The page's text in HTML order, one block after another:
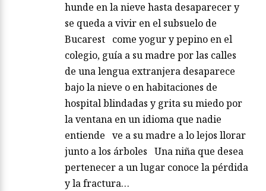
hunde en la nieve hasta desaparecer y
se queda a vivir en el subsuelo de
Bucarest come yogur y pepino en el
colegio, guía a su madre por las calles
de una lengua extranjera desaparece
bajo la nieve o en habitaciones de
hospital blindadas y grita su miedo por
la ventana en un idioma que nadie
entiende ve a su madre a lo lejos llorar
junto a los árboles Una niña que desea
pertenecer a un lugar conoce la pérdida
y la fractura…